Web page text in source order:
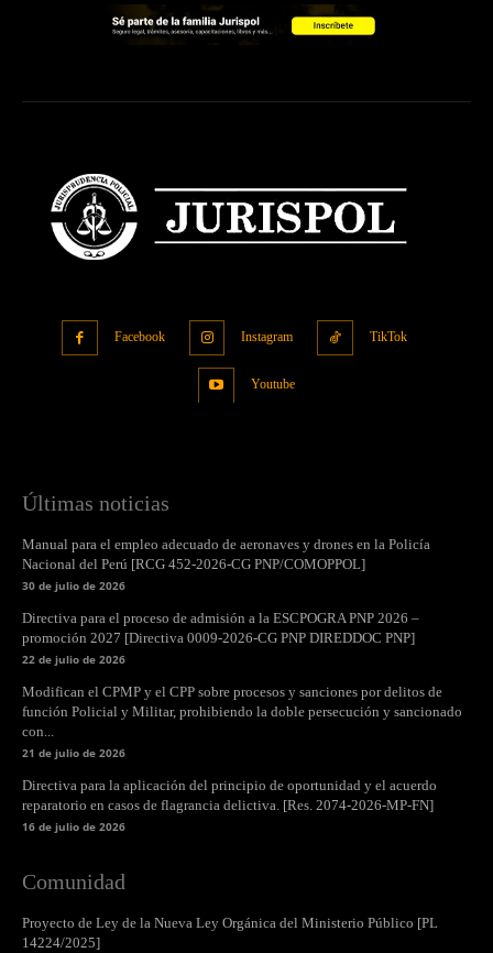
Facebook Instagram TikTok
Youtube
Últimas noticias
Manual para el empleo adecuado de aeronaves y drones en la Policía
Nacional del Perú [RCG 452-2026-CG PNP/COMOPPOL]
30 de julio de 2026
Directiva para el proceso de admisión a la ESCPOGRA PNP 2026 –
promoción 2027 [Directiva 0009-2026-CG PNP DIREDDOC PNP]
22 de julio de 2026
Modifican el CPMP y el CPP sobre procesos y sanciones por delitos de
función Policial y Militar, prohibiendo la doble persecución y sancionado
con...
21 de julio de 2026
Directiva para la aplicación del principio de oportunidad y el acuerdo
reparatorio en casos de flagrancia delictiva. [Res. 2074-2026-MP-FN]
16 de julio de 2026
Comunidad
Proyecto de Ley de la Nueva Ley Orgánica del Ministerio Público [PL
14224/2025]